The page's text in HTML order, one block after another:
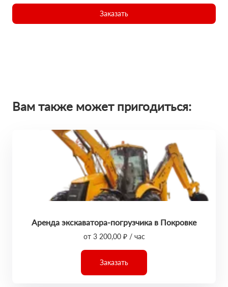
Заказать
Вам также может пригодиться:
Аренда экскаватора-погрузчика в Покровке
от 3 200,00 ₽ / час
Заказать